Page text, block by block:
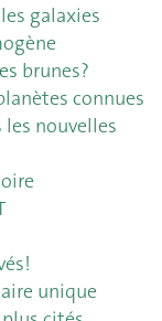
galaxies
brunes?
connues
nouvelles
unique